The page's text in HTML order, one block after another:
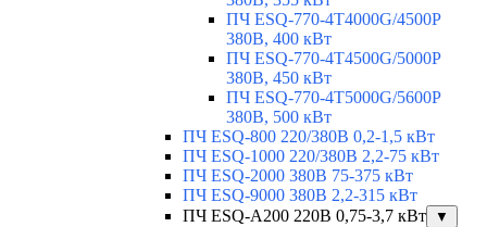
ПЧ ESQ-770-4T4000G/4500P
380В, 400 кВт
ПЧ ESQ-770-4T4500G/5000P
380В, 450 кВт
ПЧ ESQ-770-4T5000G/5600P
380В, 500 кВт
ПЧ ESQ-800 220/380В 0,2-1,5 кВт
ПЧ ESQ-1000 220/380В 2,2-75 кВт
ПЧ ESQ-2000 380В 75-375 кВт
ПЧ ESQ-9000 380В 2,2-315 кВт
ПЧ ESQ-A200 220В 0,75-3,7 кВт
▼